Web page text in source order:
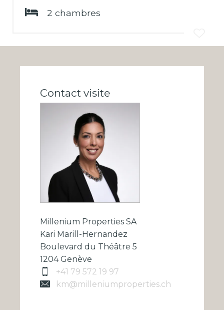
2 chambres
Contact visite
Millenium Properties SA
Kari Marill-Hernandez
Boulevard du Théâtre 5
1204 Genève
+41 79 572 19 97
km@milleniumproperties.ch